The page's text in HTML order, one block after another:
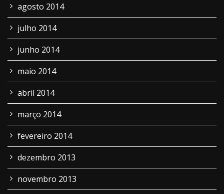
agosto 2014
julho 2014
junho 2014
maio 2014
abril 2014
março 2014
fevereiro 2014
dezembro 2013
novembro 2013